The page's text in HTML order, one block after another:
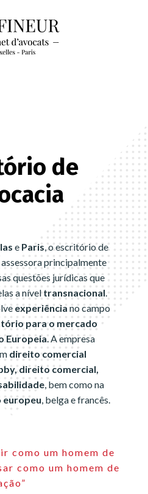
de
e Paris, o escritório de
principalmente
questões jurídicas que
a níveltransnacional.
experiência no campo
para o mercado
Europeia. A empresa
direito comercial
direito comercial,
, bem como na
europeu, belga e francês.
como um homem de
como um homem de